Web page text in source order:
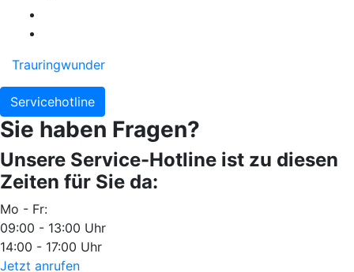
Trauringwunder
Servicehotline
Sie haben Fragen?
Unsere Service-Hotline ist zu diesen
Zeiten für Sie da:
Mo - Fr:
09:00 - 13:00 Uhr
14:00 - 17:00 Uhr
Jetzt anrufen